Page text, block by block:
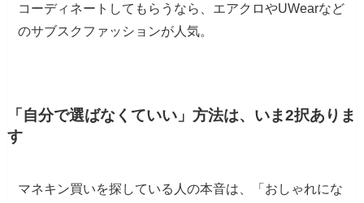
コーディネートしてもらうなら、エアクロやUWearなど
のサブスクファッションが人気。
「自分で選ばなくていい」方法は、いま2択ありま
す
マネキン買いを探している人の本音は、「おしゃれにな